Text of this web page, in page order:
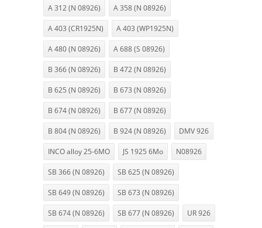
A 312 (N 08926) A 358 (N 08926)
A 403 (CR1925N) A 403 (WP1925N)
A 480 (N 08926) A 688 (S 08926)
B 366 (N 08926) B 472 (N 08926)
B 625 (N 08926) B 673 (N 08926)
B 674 (N 08926) B 677 (N 08926)
B 804 (N 08926) B 924 (N 08926) DMV 926
INCO alloy 25-6MO JS 1925 6Mo N08926
SB 366 (N 08926) SB 625 (N 08926)
SB 649 (N 08926) SB 673 (N 08926)
SB 674 (N 08926) SB 677 (N 08926) UR 926